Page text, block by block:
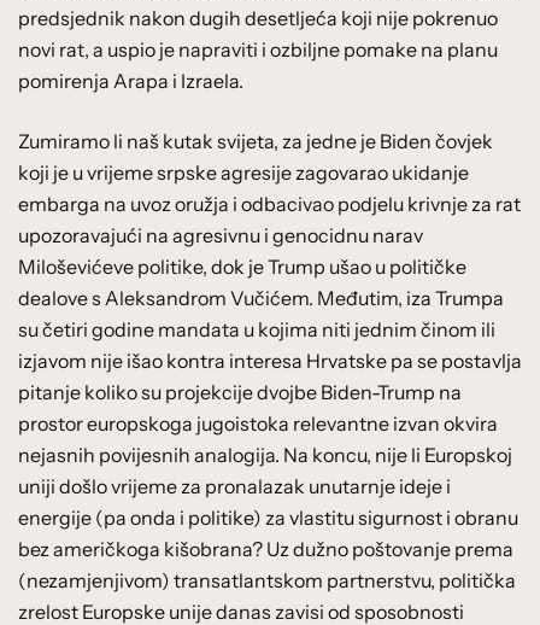
predsjednik nakon dugih desetljeća koji nije pokrenuo
novi rat, a uspio je napraviti i ozbiljne pomake na planu
pomirenja Arapa i Izraela.
Zumiramo li naš kutak svijeta, za jedne je Biden čovjek
koji je u vrijeme srpske agresije zagovarao ukidanje
embarga na uvoz oružja i odbacivao podjelu krivnje za rat
upozoravajući na agresivnu i genocidnu narav
Miloševićeve politike, dok je Trump ušao u političke
dealove s Aleksandrom Vučićem. Međutim, iza Trumpa
su četiri godine mandata u kojima niti jednim činom ili
izjavom nije išao kontra interesa Hrvatske pa se postavlja
pitanje koliko su projekcije dvojbe Biden-Trump na
prostor europskoga jugoistoka relevantne izvan okvira
nejasnih povijesnih analogija. Na koncu, nije li Europskoj
uniji došlo vrijeme za pronalazak unutarnje ideje i
energije (pa onda i politike) za vlastitu sigurnost i obranu
bez američkoga kišobrana? Uz dužno poštovanje prema
(nezamjenjivom) transatlantskom partnerstvu, politička
zrelost Europske unije danas zavisi od sposobnosti